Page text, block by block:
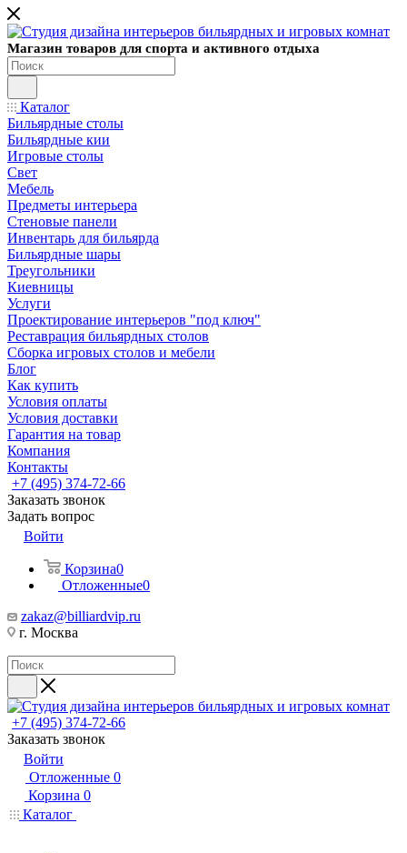
Магазин товаров для спорта и активного отдыха
Каталог
Бильярдные столы
Бильярдные кии
Игровые столы
Свет
Мебель
Предметы интерьера
Стеновые панели
Инвентарь для бильярда
Бильярдные шары
Треугольники
Киевницы
Услуги
Проектирование интерьеров "под ключ"
Реставрация бильярдных столов
Сборка игровых столов и мебели
Блог
Как купить
Условия оплаты
Условия доставки
Гарантия на товар
Компания
Контакты
+7 (495) 374-72-66
Заказать звонок
Задать вопрос
Войти
Корзина0
Отложенные0
zakaz@billiardvip.ru
г. Москва
+7 (495) 374-72-66
Заказать звонок
Войти
Отложенные 0
Корзина 0
Каталог